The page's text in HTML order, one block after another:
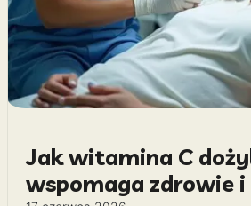
Jak witamina C
wspomaga zdrowie i